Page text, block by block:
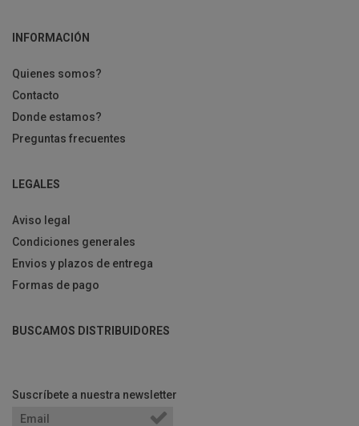
INFORMACIÓN
Quienes somos?
Contacto
Donde estamos?
Preguntas frecuentes
LEGALES
Aviso legal
Condiciones generales
Envios y plazos de entrega
Formas de pago
BUSCAMOS DISTRIBUIDORES
Suscríbete a nuestra newsletter